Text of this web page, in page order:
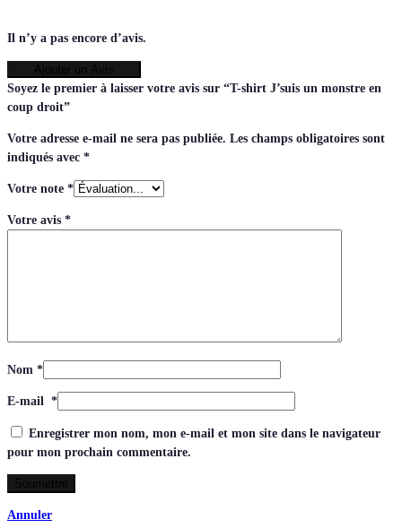
Il n’y a pas encore d’avis.
Soyez le premier à laisser votre avis sur “T-shirt J’suis un monstre en
coup droit”
Votre adresse e-mail ne sera pas publiée. Les champs obligatoires sont
indiqués avec *
Votre note *
Votre avis *
Nom *
E-mail *
Enregistrer mon nom, mon e-mail et mon site dans le navigateur
pour mon prochain commentaire.
Annuler